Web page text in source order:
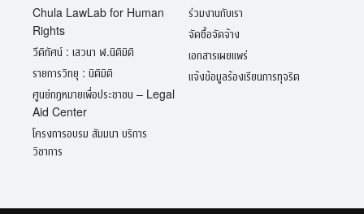
Chula LawLab for Human
Rights
วีดิทัศน์ : เสวนา ฬ.นิติมิติ
รายการวิทยุ : นิติมิติ
ศูนย์กฎหมายเพื่อประชาชน – Legal
Aid Center
โครงการอบรม สัมมนา บริการ
วิชาการ
ร่วมงานกับเรา
จัดซื้อจัดจ้าง
เอกสารเผยแพร่
แจ้งข้อมูลร้องเรียนการทุจริต